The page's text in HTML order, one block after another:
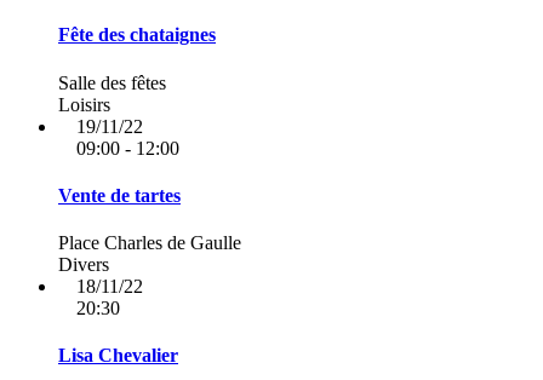
Fête des chataignes
Salle des fêtes
Loisirs
19/11/22
09:00 - 12:00
Vente de tartes
Place Charles de Gaulle
Divers
18/11/22
20:30
Lisa Chevalier